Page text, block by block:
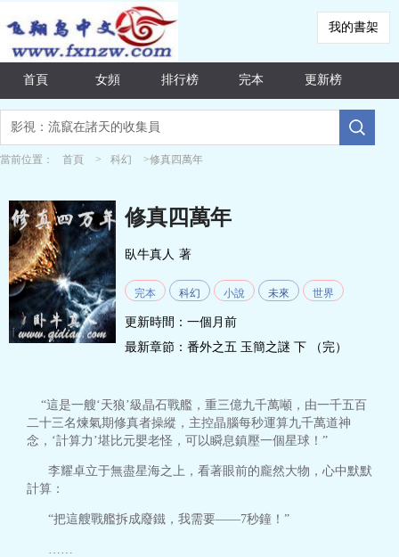
我的書架
首頁 女頻 排行榜 完本 更新榜
當前位置： 首頁 > 科幻 >修真四萬年
修真四萬年
臥牛真人 著
完本 科幻 小說 未來 世界
更新時間：一個月前
最新章節： 番外之五 玉簡之謎 下 （完）
“這是一艘‘天狼’級晶石戰艦，重三億九千萬噸，由一千五百
二十三名煉氣期修真者操縱，主控晶腦每秒運算九千萬道神
念，‘計算力’堪比元嬰老怪，可以瞬息鎮壓一個星球！”
李耀卓立于無盡星海之上，看著眼前的龐然大物，心中默默
計算：
“把這艘戰艦拆成廢鐵，我需要——7秒鐘！”
……